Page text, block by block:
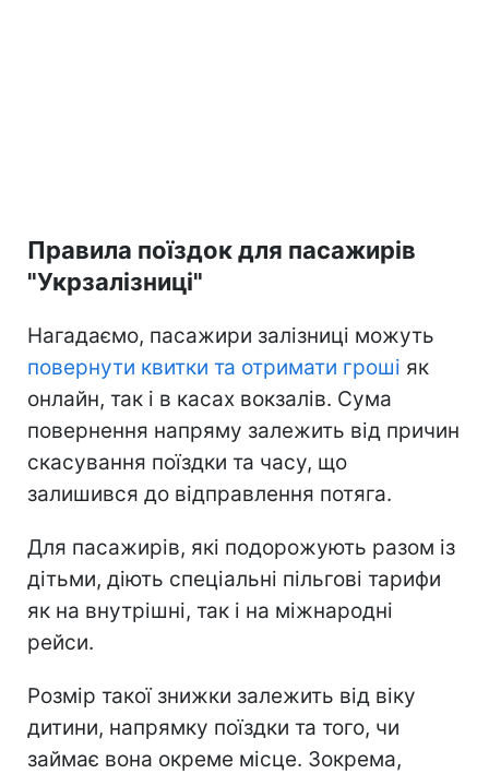
Правила поїздок для пасажирів
"Укрзалізниці"
Нагадаємо, пасажири залізниці можуть
повернути квитки та отримати гроші як
онлайн, так і в касах вокзалів. Сума
повернення напряму залежить від причин
скасування поїздки та часу, що
залишився до відправлення потяга.
Для пасажирів, які подорожують разом із
дітьми, діють спеціальні пільгові тарифи
як на внутрішні, так і на міжнародні
рейси.
Розмір такої знижки залежить від віку
дитини, напрямку поїздки та того, чи
займає вона окреме місце. Зокрема,